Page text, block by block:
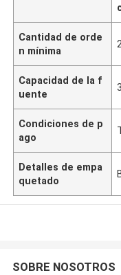
Cantidad de orde
n mínima
Capacidad de la f
uente
Condiciones de p
ago
Detalles de empa
quetado
SOBRE NOSOTROS